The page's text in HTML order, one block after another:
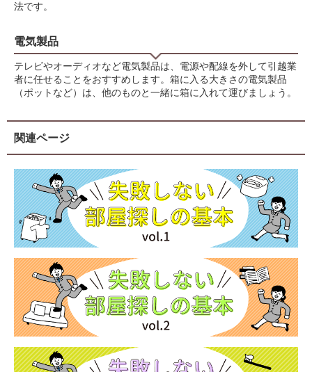
法です。
電気製品
テレビやオーディオなど電気製品は、電源や配線を外して引越業
者に任せることをおすすめします。箱に入る大きさの電気製品
（ポットなど）は、他のものと一緒に箱に入れて運びましょう。
関連ページ